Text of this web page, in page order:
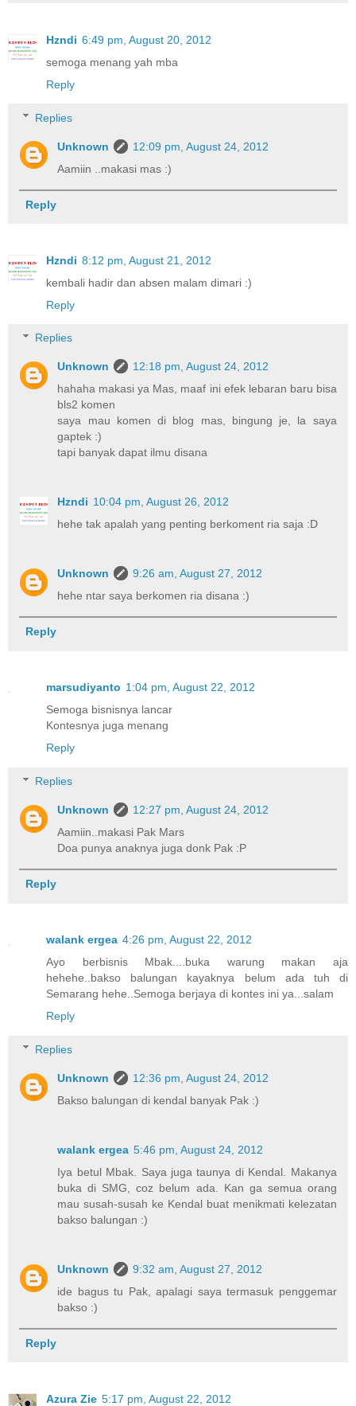
Hzndi 6:49 pm, August 20, 2012
semoga menang yah mba
Reply
Replies
Unknown
12:09 pm, August 24, 2012
Aamiin ..makasi mas :)
Reply
Hzndi 8:12 pm, August 21, 2012
kembali hadir dan absen malam dimari :)
Reply
Replies
Unknown
12:18 pm, August 24, 2012
hahaha makasi ya Mas, maaf ini efek lebaran baru bisa
bls2 komen
saya mau komen di blog mas, bingung je, la saya
gaptek :)
tapi banyak dapat ilmu disana
Hzndi 10:04 pm, August 26, 2012
hehe tak apalah yang penting berkoment ria saja :D
Unknown
9:26 am, August 27, 2012
hehe ntar saya berkomen ria disana :)
Reply
marsudiyanto 1:04 pm, August 22, 2012
Semoga bisnisnya lancar
Kontesnya juga menang
Reply
Replies
Unknown
12:27 pm, August 24, 2012
Aamiin..makasi Pak Mars
Doa punya anaknya juga donk Pak :P
Reply
walank ergea 4:26 pm, August 22, 2012
Ayo berbisnis Mbak....buka warung makan aja
hehehe..bakso balungan kayaknya belum ada tuh di
Semarang hehe..Semoga berjaya di kontes ini ya...salam
Reply
Replies
Unknown
12:36 pm, August 24, 2012
Bakso balungan di kendal banyak Pak :)
walank ergea 5:46 pm, August 24, 2012
Iya betul Mbak. Saya juga taunya di Kendal. Makanya
buka di SMG, coz belum ada. Kan ga semua orang
mau susah-susah ke Kendal buat menikmati kelezatan
bakso balungan :)
Unknown
9:32 am, August 27, 2012
ide bagus tu Pak, apalagi saya termasuk penggemar
bakso :)
Reply
Azura Zie 5:17 pm, August 22, 2012